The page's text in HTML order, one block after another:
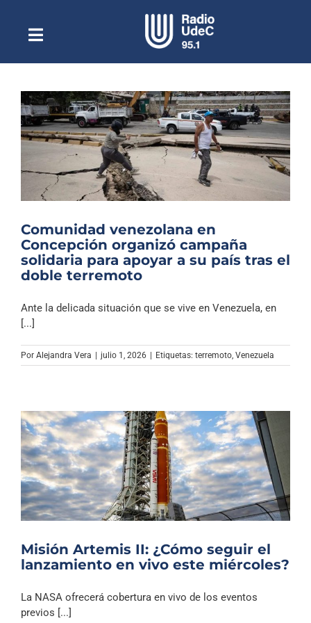
contenidoToggle
NavigationEscuchar Radio UdeC en vivo
Quiénes Somos
Programación
Podcast
Noticias
Columnas
Música Clásica
Comunidad venezolana en
Concepción organizó campaña
solidaria para apoyar a su país tras el
doble terremoto
Ante la delicada situación que se vive en Venezuela, en
[...]
Por Alejandra Vera | julio 1, 2026 | Etiquetas: terremoto Venezuela
Misión Artemis II: ¿Cómo seguir el
lanzamiento en vivo este miércoles?
La NASA ofrecerá cobertura en vivo de los eventos
previos [...]